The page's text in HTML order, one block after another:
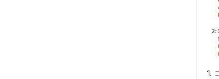
1.